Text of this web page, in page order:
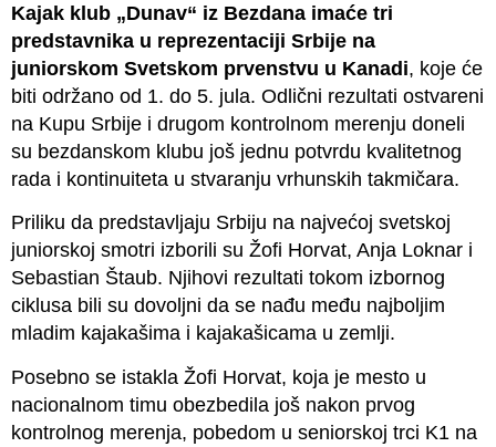
Kajak klub „Dunav“ iz Bezdana imaće tri
predstavnika u reprezentaciji Srbije na
juniorskom Svetskom prvenstvu u Kanadi, koje će
biti održano od 1. do 5. jula. Odlični rezultati ostvareni
na Kupu Srbije i drugom kontrolnom merenju doneli
su bezdanskom klubu još jednu potvrdu kvalitetnog
rada i kontinuiteta u stvaranju vrhunskih takmičara.
Priliku da predstavljaju Srbiju na najvećoj svetskoj
juniorskoj smotri izborili su Žofi Horvat, Anja Loknar i
Sebastian Štaub. Njihovi rezultati tokom izbornog
ciklusa bili su dovoljni da se nađu među najboljim
mladim kajakašima i kajakašicama u zemlji.
Posebno se istakla Žofi Horvat, koja je mesto u
nacionalnom timu obezbedila još nakon prvog
kontrolnog merenja, pobedom u seniorskoj trci K1 na